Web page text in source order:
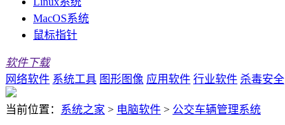
MacOS系统
鼠标指针
软件下载
网络软件 系统工具 图形图像 应用软件 行业软件 杀毒安全
当前位置： 系统之家 > 电脑软件 > 公交车辆管理系统